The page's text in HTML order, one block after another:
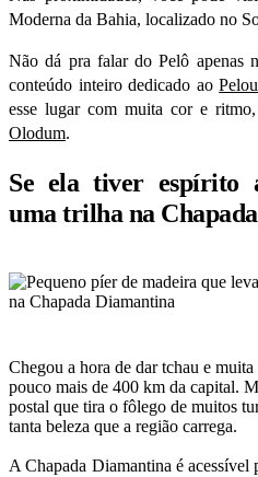
Moderna da Bahia, localizado no
Não dá pra falar do Pelô apenas
conteúdo inteiro dedicado ao
esse lugar com muita cor e
Olodum.
Se ela tiver espírito
uma trilha na
Chegou a hora de dar tchau e
pouco mais de 400 km da capital.
postal que tira o fôlego de muitos
tanta beleza que a região carrega.
A Chapada Diamantina é acessível